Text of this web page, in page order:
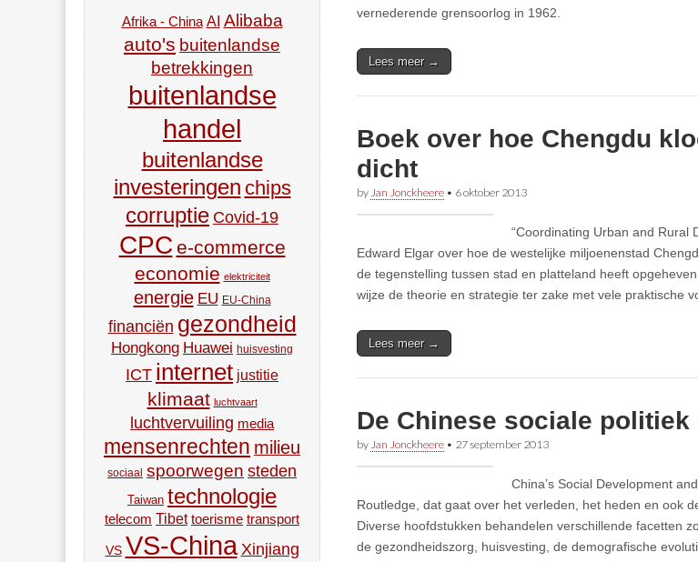
vernederende grensoorlog in 1962.
Lees meer →
Boek over hoe Chengdu
dicht
by Jan Jonckheere • 6 oktober 2013
“Coordinating Urban and Rural
Edward Elgar over hoe de westelijke miljoenenstad
de tegenstelling tussen stad en platteland heeft
wijze de theorie en strategie ter zake met vele praktische
Lees meer →
De Chinese sociale
by Jan Jonckheere • 27 september 2013
China’s Social Development
Routledge, dat gaat over het verleden, het heden en ook
Diverse hoofdstukken behandelen verschillende facetten
de gezondheidszorg, huisvesting, de demografische
Afrika - China AI Alibaba
auto's buitenlandse
betrekkingen
buitenlandse
handel
buitenlandse
investeringen chips
corruptie Covid-19
CPC e-commerce
economie elektriciteit
energie EU EU-China
financiën gezondheid
Hongkong Huawei huisvesting
ICT internet justitie
klimaat luchtvaart
luchtvervuiling media
mensenrechten milieu
sociaal spoorwegen steden
Taiwan technologie
telecom Tibet toerisme transport
VS VS-China Xinjiang